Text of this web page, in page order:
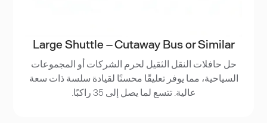
Large Shuttle – Cutaway Bus or Similar
حل حافلات النقل الثقيل لحرم الشركات أو المجموعات
السياحية، مما يوفر تعليقًا محسنًا لقيادة سلسة ذات سعة
عالية. تتسع لما يصل إلى 35 راكبًا.